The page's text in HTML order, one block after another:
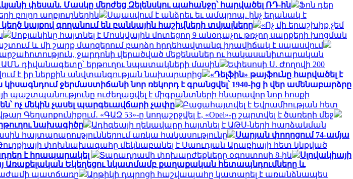
փեսան. Մասկը մերժեց Զելենսկու պահանջը՝ հարվածել ՌԴ-ին
Ֆոն դեր
բոլոր աղբյուրներին
Սպասվում է անձրեւ եւ ամպրոպ. ինչ եղանակ է
կայքով գողանում են բանկային հաշիվների տվյալները
«Ոչ մի երաշխիք չեմ
Սոբյանինը հայտնել է Մոսկվային մոտեցող 9 անօդաչու թռչող սարքերի խոցման
և մի շարք մարզերում բարձր հրդեհավտանգ իրավիճակ է սպասվում
գարշահոտություն, ջարդոնի վերածված մեքենաներ ու հակասանիտարական
դիվանագետը՝ երթուղու նպատակների մասին
Եփեսոսի Ս. Ժողովի 200
է իր ներքին անվտանգության նախարարից
«Դելֆին» թայֆունը հարվածել է
կիսագնդում ջերմաստիճանի նոր ռեկորդ է գրանցվել՝ 1940-ից ի վեր ամենաբարձրը
​​պաշտպանությունը ուժեղացվել է միգրանտների հնարավոր նոր հոսքի
ոչ մեկին չասել պարգեւավճարի չափը
Բացահայտվել է Եվրամիության հետ
Գեղարքունիքում․ «ԳԱԶ 53»-ը կողաշրջվել է, «Opel»-ը շպրտվել է ծառերի մեջ
նախագիծը
Ադիգեայի ղեկավարը հայտնել է ԱԹՍ-ների հարձակման
հայտարարություններում առկա հակասությունը
Սարյան փողոցում 74-ամյա
փոխնախագահը մեկնաբանել է Սաուդյան Արաբիայի հետ կնքված
է հրապարակել Տարադրամի փոխարժեքները օգոստոսի 8-ին
Սլովակիայի
Առաքելական Եկեղեցու նկատմամբ քաղաքական հետապնդումները և
պատճառը
Արթիկի դպրոցի հաշվապահը կատարել է առանձնապես